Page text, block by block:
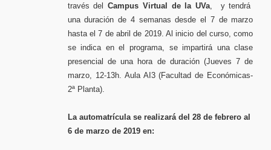
través delCampus Virtual de la UVa , y tendrá
una duración de 4 semanas desde el 7 de marzo
hasta el 7 de abril de 2019. Al inicio del curso, como
se indica en el programa, se impartirá una clase
presencial de una hora de duración (Jueves 7 de
marzo, 12-13h. Aula AI3 (Facultad de Económicas-
2ª Planta).
La automatrícula se realizará del 28 de febrero al
6 de marzo de 2019 en: